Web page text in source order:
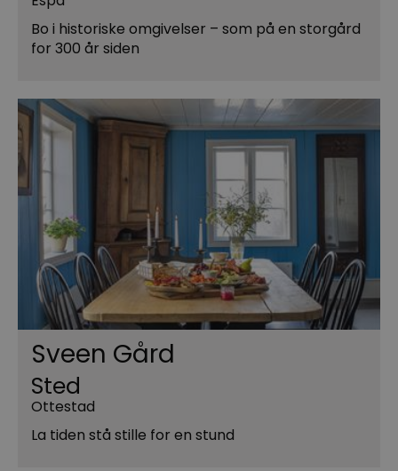
Bo i historiske omgivelser – som på en storgård
for 300 år siden
Sveen Gård
Sted
Ottestad
La tiden stå stille for en stund